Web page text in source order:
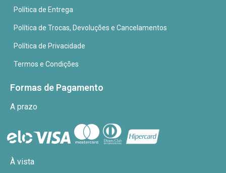
Política de Entrega
Política de Trocas, Devoluções e Cancelamentos
Política de Privacidade
Termos e Condições
Formas de Pagamento
A prazo
À vista